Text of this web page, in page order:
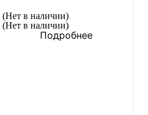
(Нет в наличии)
(Нет в наличии)
Подробнее